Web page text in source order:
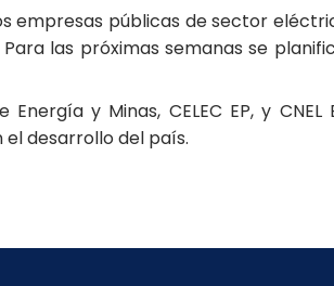
empresas públicas de sector
las próximas semanas se
y Minas, CELEC EP, y
desarrollo del país.